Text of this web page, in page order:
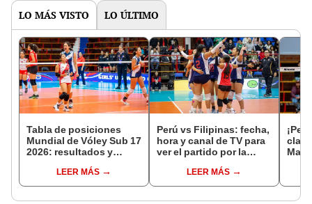
LO MÁS VISTO LO ÚLTIMO
Tabla de posiciones
Mundial de Vóley Sub 17
2026: resultados y
de gruposLEER MÁS
Perú vs Filipinas: fecha,
hora y canal de TV para
ver el partido por la
17 de Vóley 2026
LEER MÁS